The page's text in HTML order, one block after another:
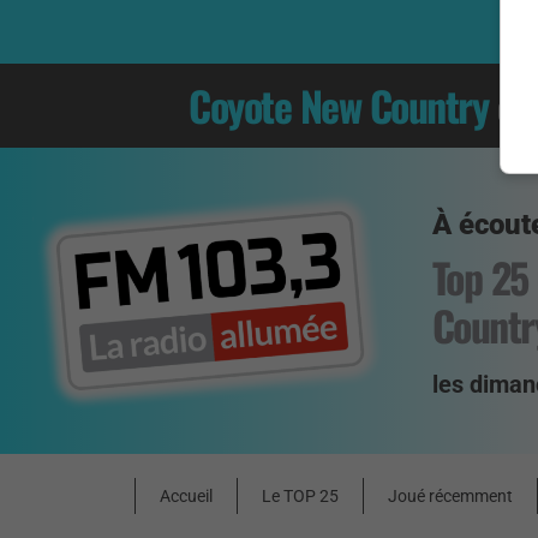
Coyote New Country
À
Top
les
Accueil Le TOP 25 Joué récemment